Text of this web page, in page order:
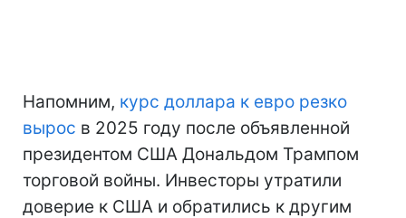
Напомним, курс доллара к евро резко
вырос в 2025 году после объявленной
президентом США Дональдом Трампом
торговой войны. Инвесторы утратили
доверие к США и обратились к другим